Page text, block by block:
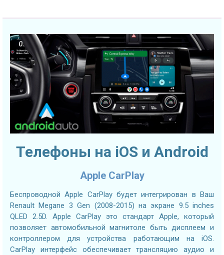
Телефоны на iOS и Android
Apple CarPlay
Беспроводной Apple CarPlay будет интегрирован в Ваш
Renault Megane 3 Gen (2008-2015) на экране 9.5 inches
QLED 2.5D. Apple CarPlay это стандарт Apple, который
позволяет автомобильной магнитоле быть дисплеем и
контроллером для устройства работающим на iOS.
CarPlay интерфейс обеспечивает трансляцию аудио и